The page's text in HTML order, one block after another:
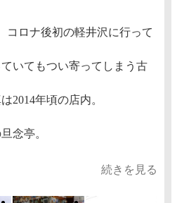
コロナ後初の軽井沢に行って
いてもつい寄ってしまう古
2014年頃の店内。
念亭。
続きを見る